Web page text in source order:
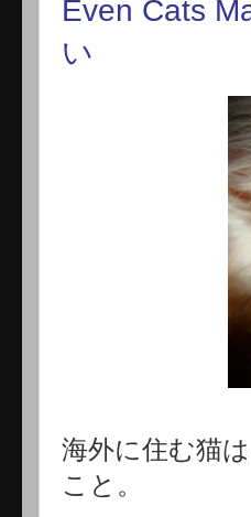
Even Cats
い
海外に住む猫
こと。